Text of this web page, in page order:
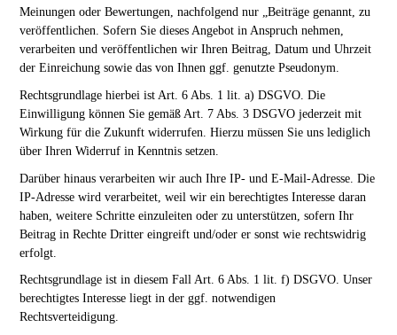
Meinungen oder Bewertungen, nachfolgend nur „Beiträge genannt, zu
veröffentlichen. Sofern Sie dieses Angebot in Anspruch nehmen,
verarbeiten und veröffentlichen wir Ihren Beitrag, Datum und Uhrzeit
der Einreichung sowie das von Ihnen ggf. genutzte Pseudonym.
Rechtsgrundlage hierbei ist Art. 6 Abs. 1 lit. a) DSGVO. Die
Einwilligung können Sie gemäß Art. 7 Abs. 3 DSGVO jederzeit mit
Wirkung für die Zukunft widerrufen. Hierzu müssen Sie uns lediglich
über Ihren Widerruf in Kenntnis setzen.
Darüber hinaus verarbeiten wir auch Ihre IP- und E-Mail-Adresse. Die
IP-Adresse wird verarbeitet, weil wir ein berechtigtes Interesse daran
haben, weitere Schritte einzuleiten oder zu unterstützen, sofern Ihr
Beitrag in Rechte Dritter eingreift und/oder er sonst wie rechtswidrig
erfolgt.
Rechtsgrundlage ist in diesem Fall Art. 6 Abs. 1 lit. f) DSGVO. Unser
berechtigtes Interesse liegt in der ggf. notwendigen
Rechtsverteidigung.